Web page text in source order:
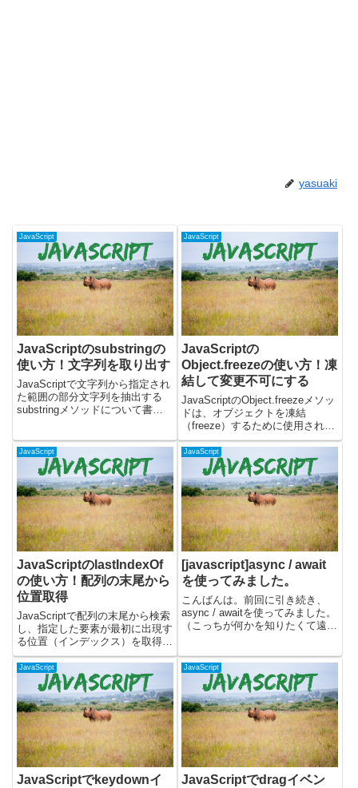
yasuaki
JavaScript
JavaScriptのsubstringの
使い方！文字列を取り出す
JavaScriptで文字列から指定され
た範囲の部分文字列を抽出する
substringメソッドについて書い
取り出すことができます。文字列
から特定の部分を抽出したい場合
に便利...
JavaScript
JavaScriptの
Object.freezeの使い方！凍
結して変更不可にする
JavaScriptのObject.freezeメソッ
ドは、オブジェクトを凍結
（freeze）するために使用されま
す。オブジェクトを凍結すると、
そのオブジェクトは変更不可能に
なります。具体的には、以下の操
作ができなくなります。・既存の
プロパ...
JavaScript
JavaScriptのlastIndexOf
の使い方！配列の末尾から
位置取得
JavaScriptで配列の末尾から検索
し、指定した要素が最初に出現す
る位置（インデックス）を取得す
るlastIndexOfメソッドについて
書いています。lastIndexOfメソ
ッドを使うと、配列内に同じ要素
が複数存在する場合に、最後に
現...
JavaScript
[javascript]async / await
を使ってみました。
こんばんは。前回に引き続き、
async / awaitを使ってみました。
（こっちが何かを知りたくて遠回
回：async関数の頭につけること
で、非同期関数を定義できます。
これをつける...
JavaScript
JavaScriptでkeydownイ
JavaScript
JavaScriptでdragイベン